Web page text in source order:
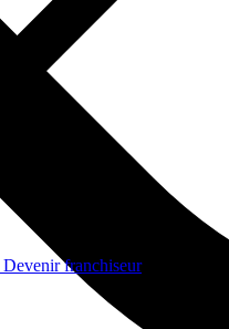
Devenir franchiseur